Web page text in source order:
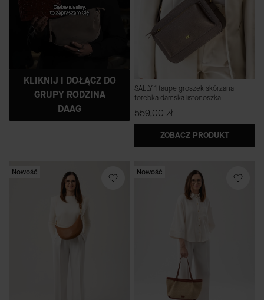
KLIKNIJ I DOŁĄCZ DO
GRUPY RODZINA
DAAG
SALLY 1 taupe groszek skórzana
torebka damska listonoszka
Cena
559,00 zł
ZOBACZ PRODUKT
Nowość Nowość